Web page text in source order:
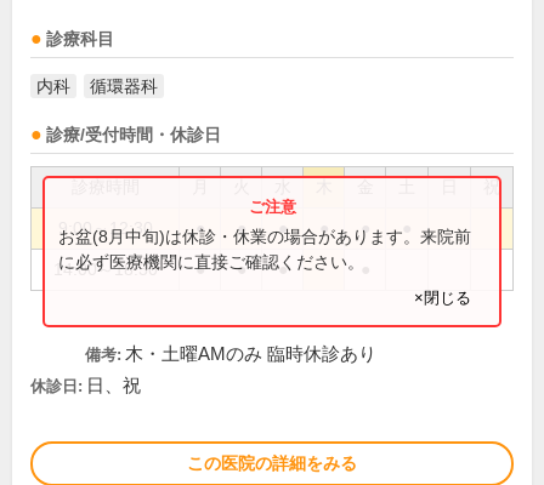
診療科目
内科 循環器科
診療/受付時間・休診日
祝
9:00～12:30 ● ● ● ● ●
14:00～18:30 ● ● ●
お盆(8月中旬)は休診・休業の場合があります。来院前
に必ず医療機関に直接ご確認ください。
×閉じる
備考: 木・土曜AMのみ 臨時休診あり
休診日: 日、祝
この医院の詳細をみる